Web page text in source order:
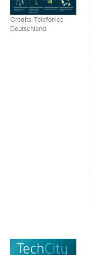
Credits: Telefónica
Deutschland